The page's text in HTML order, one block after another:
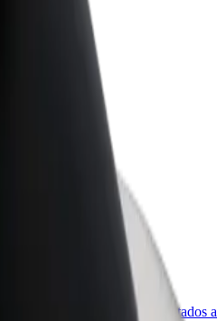
y servicios de Bolt adaptados a